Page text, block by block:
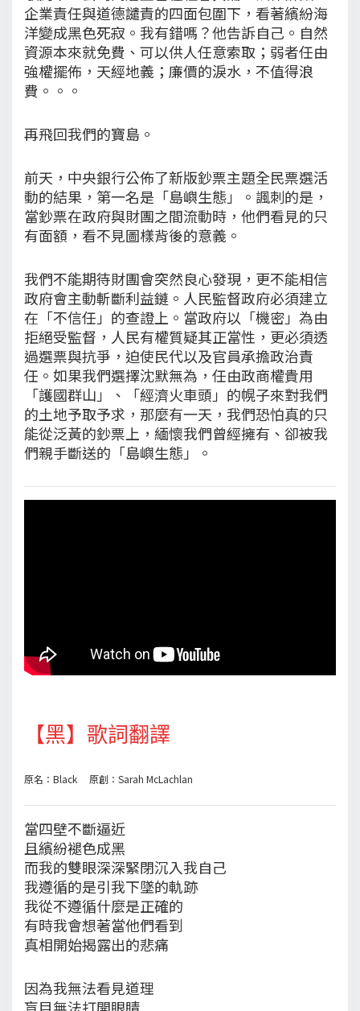
企業責任與道德譴責的四面包圍下，看著繽紛海
洋變成黑色死寂。我有錯嗎？他告訴自己。自然
資源本來就免費、可以供人任意索取；弱者任由
強權擺佈，天經地義；廉價的淚水，不值得浪
費。。。
再飛回我們的寶島。
前天，中央銀行公佈了新版鈔票主題全民票選活
動的結果，第一名是「島嶼生態」。諷刺的是，
當鈔票在政府與財團之間流動時，他們看見的只
有面額，看不見圖樣背後的意義。
我們不能期待財團會突然良心發現，更不能相信
政府會主動斬斷利益鏈。人民監督政府必須建立
在「不信任」的查證上。當政府以「機密」為由
拒絕受監督，人民有權質疑其正當性，更必須透
過選票與抗爭，迫使民代以及官員承擔政治責
任。如果我們選擇沈默無為，任由政商權貴用
「護國群山」、「經濟火車頭」的幌子來對我們
的土地予取予求，那麼有一天，我們恐怕真的只
能從泛黃的鈔票上，緬懷我們曾經擁有、卻被我
們親手斷送的「島嶼生態」。
【黑】歌詞翻譯
原名：Black 原創：Sarah McLachlan
當四壁不斷逼近
且繽紛褪色成黑
而我的雙眼深深緊閉沉入我自己
我遵循的是引我下墜的軌跡
我從不遵循什麼是正確的
有時我會想著當他們看到
真相開始揭露出的悲痛
因為我無法看見道理